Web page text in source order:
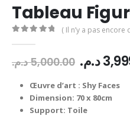
Tableau
( Il n’y a pas encore
5,000.00د.م. Le
prix
initial
était :
د.م.
Œuvre d’art : Shy Faces
Dimension: 70 x 80cm
Support: Toile